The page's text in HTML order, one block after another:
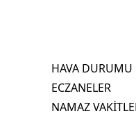
HAVA DURUMU
ECZANELER
NAMAZ